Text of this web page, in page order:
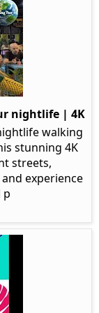
nightlife | 4K
walking
stunning 4K
streets,
experience
p